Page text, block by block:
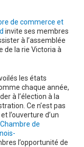
de commerce et
invite ses membres
à l’assemblée
de la rie Victoria à
les états
chaque année,
à l’élection à la
Ce n’est pas
l’ouverture d’un
Chambre de
l’opportunité de